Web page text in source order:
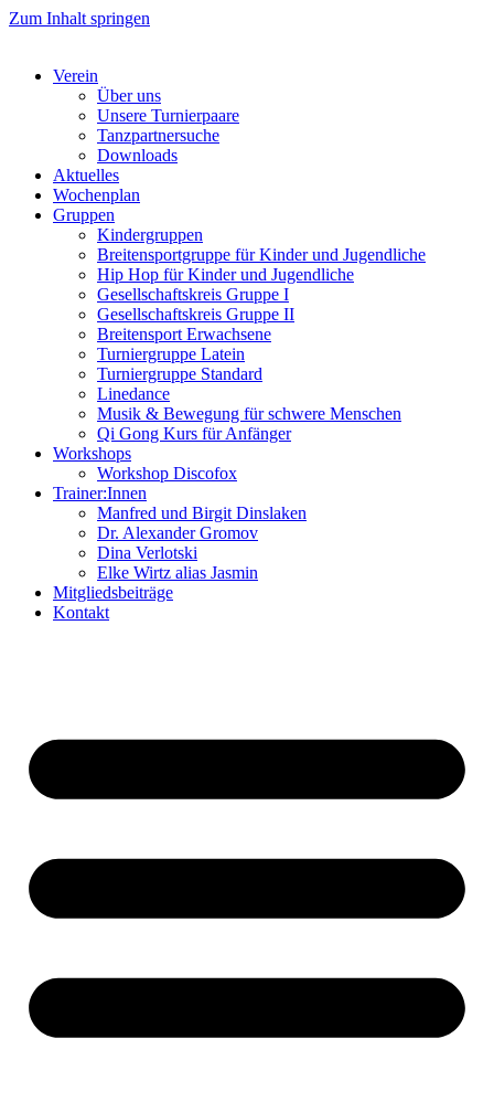
Zum Inhalt springen
Verein
Über uns
Unsere Turnierpaare
Tanzpartnersuche
Downloads
Aktuelles
Wochenplan
Gruppen
Kindergruppen
Breitensportgruppe für Kinder und Jugendliche
Hip Hop für Kinder und Jugendliche​
Gesellschaftskreis Gruppe I
Gesellschaftskreis Gruppe II
Breitensport Erwachsene
Turniergruppe Latein
Turniergruppe Standard
Linedance
Musik & Bewegung für schwere Menschen​
Qi Gong Kurs für Anfänger
Workshops
Workshop Discofox
Trainer:Innen
Manfred und Birgit Dinslaken
Dr. Alexander Gromov
Dina Verlotski
Elke Wirtz alias Jasmin
Mitgliedsbeiträge
Kontakt